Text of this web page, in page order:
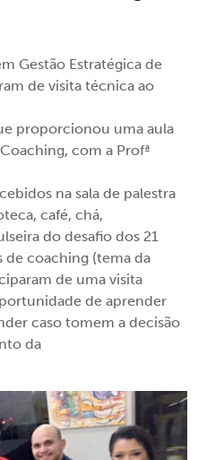
Gestão Estratégica de
de visita técnica ao
proporcionou uma aula
com a Profª
na sala de palestra
café, chá,
do desafio dos 21
de coaching (tema da
de uma visita
de aprender
caso tomem a decisão
da